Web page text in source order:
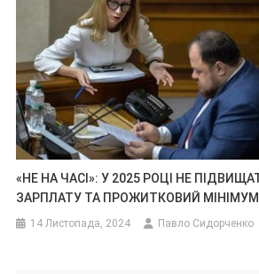
«НЕ НА ЧАСІ»: У 2025 РОЦІ НЕ
ЗАРПЛАТУ ТА ПРОЖИТКОВИЙ МІНІМУМ
14 Листопада, 2024 Павло Сидорченко